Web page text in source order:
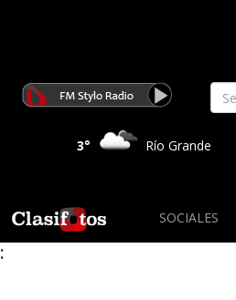
3° Río Grande
SOCIALES
: